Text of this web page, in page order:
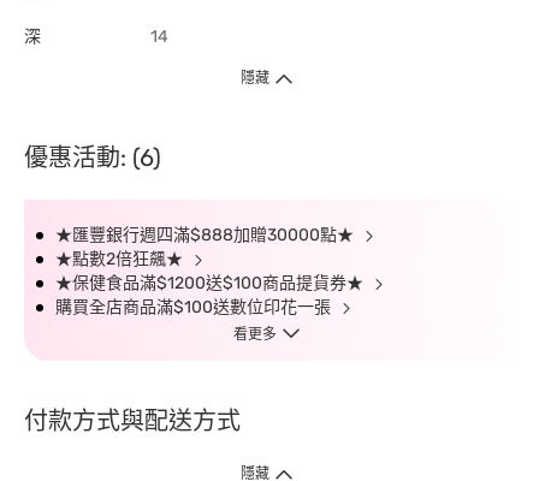
深 14
隱藏
優惠活動: (6)
★匯豐銀行週四滿$888加贈30000點★
★點數2倍狂飆★
★保健食品滿$1200送$100商品提貨券★
購買全店商品滿$100送數位印花一張
看更多
付款方式與配送方式
隱藏